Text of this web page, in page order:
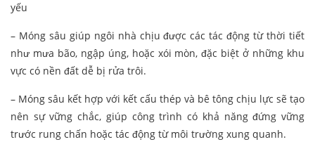
yếu
– Móng sâu giúp ngôi nhà chịu được các tác động từ thời tiết
như mưa bão, ngập úng, hoặc xói mòn, đặc biệt ở những khu
vực có nền đất dễ bị rửa trôi.
– Móng sâu kết hợp với kết cấu thép và bê tông chịu lực sẽ tạo
nên sự vững chắc, giúp công trình có khả năng đứng vững
trước rung chấn hoặc tác động từ môi trường xung quanh.